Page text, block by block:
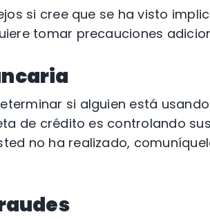
si cree que se ha visto
tomar precauciones
si alguien está
de crédito es controlando
no ha realizado,